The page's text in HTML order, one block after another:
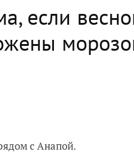
если
с Анапой.